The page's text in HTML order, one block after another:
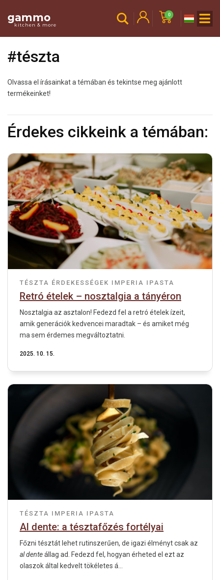
gammo
kitchen & more
0
#tészta
Olvassa el írásainkat a témában és tekintse meg ajánlott
termékeinket!
Érdekes cikkeink a témában:
TÉSZTA ÉRDEKESSÉGEK IMPERIA IPASTA
Retró ételek – nosztalgia a tányéron
Nosztalgia az asztalon! Fedezd fel a retró ételek ízeit,
amik generációk kedvencei maradtak – és amiket még
ma sem érdemes megváltoztatni.
2025. 10. 15.
TÉSZTA IMPERIA IPASTA
Al dente: a tésztafőzés fortélyai
Főzni tésztát lehet rutinszerűen, de igazi élményt csak az
al denteállag ad. Fedezd fel, hogyan érheted el ezt az
olaszok által kedvelt tökéletes á...